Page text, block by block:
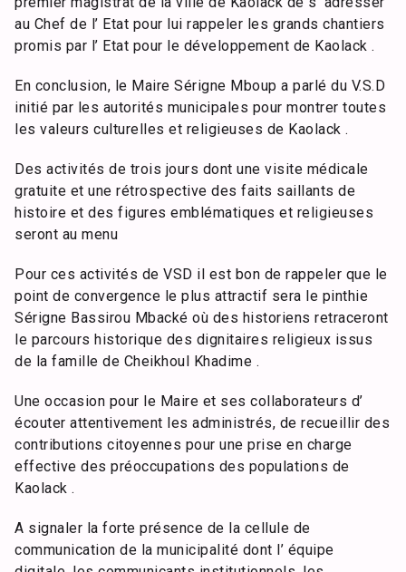
au Chef de l’ Etat pour lui rappeler les grands chantiers
promis par l’ Etat pour le développement de Kaolack .
En conclusion, le Maire Sérigne Mboup a parlé du V.S.D
initié par les autorités municipales pour montrer toutes
les valeurs culturelles et religieuses de Kaolack .
Des activités de trois jours dont une visite médicale
gratuite et une rétrospective des faits saillants de
histoire et des figures emblématiques et religieuses
seront au menu
Pour ces activités de VSD il est bon de rappeler que le
point de convergence le plus attractif sera le pinthie
Sérigne Bassirou Mbacké où des historiens retraceront
le parcours historique des dignitaires religieux issus
de la famille de Cheikhoul Khadime .
Une occasion pour le Maire et ses collaborateurs d’
écouter attentivement les administrés, de recueillir des
contributions citoyennes pour une prise en charge
effective des préoccupations des populations de
Kaolack .
A signaler la forte présence de la cellule de
communication de la municipalité dont l’ équipe